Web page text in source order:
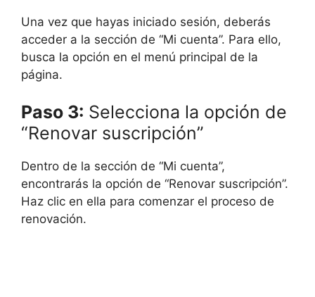
Una vez que hayas iniciado sesión, deberás
acceder a la sección de “Mi cuenta”. Para ello,
busca la opción en el menú principal de la
página.
Paso 3: Selecciona la opción de
“Renovar suscripción”
Dentro de la sección de “Mi cuenta”,
encontrarás la opción de “Renovar suscripción”.
Haz clic en ella para comenzar el proceso de
renovación.